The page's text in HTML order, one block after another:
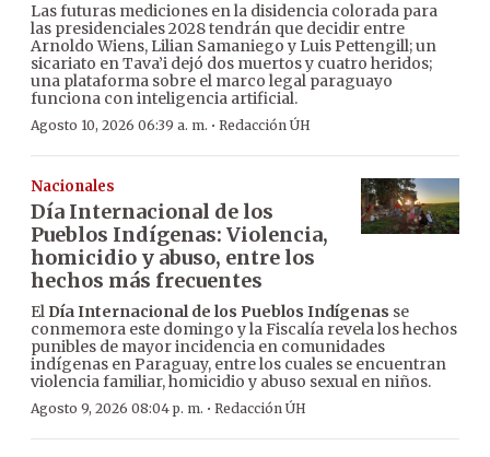
Las futuras mediciones en la disidencia colorada para
las presidenciales 2028 tendrán que decidir entre
Arnoldo Wiens, Lilian Samaniego y Luis Pettengill; un
sicariato en Tava’i dejó dos muertos y cuatro heridos;
una plataforma sobre el marco legal paraguayo
funciona con inteligencia artificial.
Agosto 10, 2026 06:39 a. m. · Redacción ÚH
Nacionales
Día Internacional de los
Pueblos Indígenas: Violencia,
homicidio y abuso, entre los
hechos más frecuentes
El Día Internacional de los Pueblos Indígenas se
conmemora este domingo y la Fiscalía revela los hechos
punibles de mayor incidencia en comunidades
indígenas en Paraguay, entre los cuales se encuentran
violencia familiar, homicidio y abuso sexual en niños.
Agosto 9, 2026 08:04 p. m. · Redacción ÚH